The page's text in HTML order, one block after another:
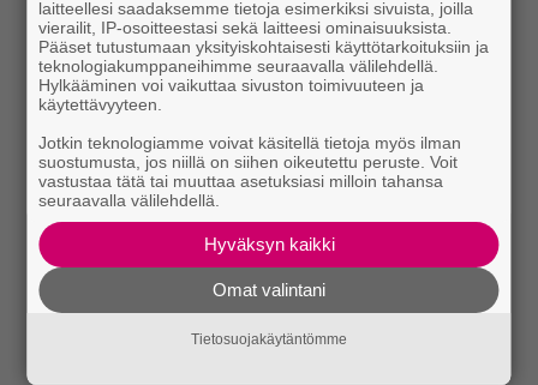
laitteellesi saadaksemme tietoja esimerkiksi sivuista, joilla
vierailit, IP-osoitteestasi sekä laitteesi ominaisuuksista.
Pääset tutustumaan yksityiskohtaisesti käyttötarkoituksiin ja
teknologiakumppaneihimme seuraavalla välilehdellä.
Hylkääminen voi vaikuttaa sivuston toimivuuteen ja
käytettävyyteen.
Jotkin teknologiamme voivat käsitellä tietoja myös ilman
suostumusta, jos niillä on siihen oikeutettu peruste. Voit
vastustaa tätä tai muuttaa asetuksiasi milloin tahansa
seuraavalla välilehdellä.
Hyväksyn kaikki
Omat valintani
Tietosuojakäytäntömme